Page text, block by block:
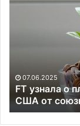
от
союзников
Маска
07.06.2025
FT узнала о
США от